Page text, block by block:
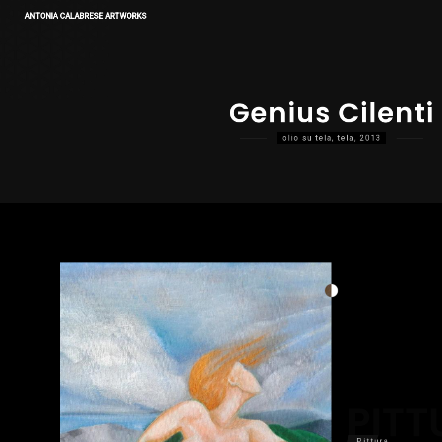
ANTONIA CALABRESE ARTWORKS
Genius Cilenti
olio su tela, tela, 2013